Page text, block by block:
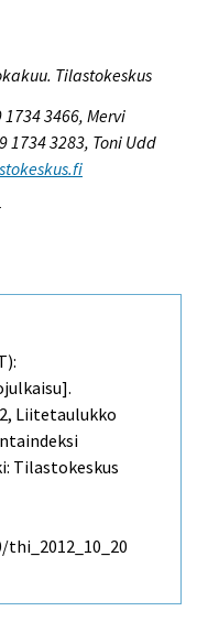
Tilastokeskus
3466, Mervi
1734 3283, Toni Udd
Liitetaulukko
Tilastokeskus